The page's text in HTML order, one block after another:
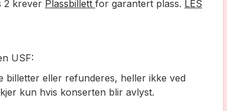
2 krever Plassbillett for garantert plass. LES
USF:
billetter eller refunderes, heller ikke ved
kun hvis konserten blir avlyst.